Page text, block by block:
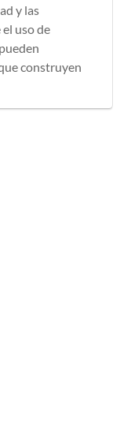
y las
uso de
construyen